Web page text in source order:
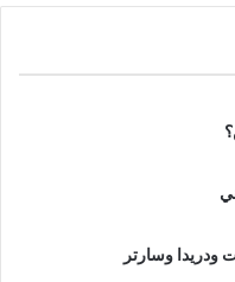
ودريدا وسارتر